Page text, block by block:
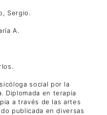
Sergio.
A.
social por la
Diplomada en terapia
a través de las artes
publicada en diversas